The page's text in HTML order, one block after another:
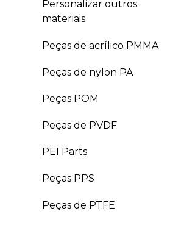
Personalizar outros
materiais
Peças de acrílico PMMA
Peças de nylon PA
Peças POM
Peças de PVDF
PEI Parts
Peças PPS
Peças de PTFE